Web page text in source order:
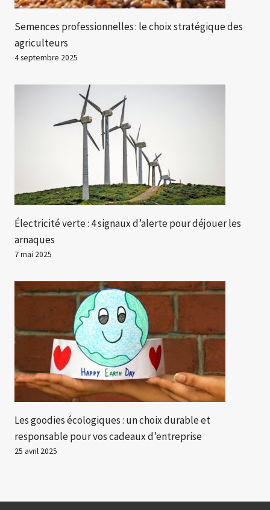
Semences professionnelles : le choix stratégique des
agriculteurs
4 septembre 2025
Électricité verte : 4 signaux d’alerte pour déjouer les
arnaques
7 mai 2025
Les goodies écologiques : un choix durable et
responsable pour vos cadeaux d’entreprise
25 avril 2025